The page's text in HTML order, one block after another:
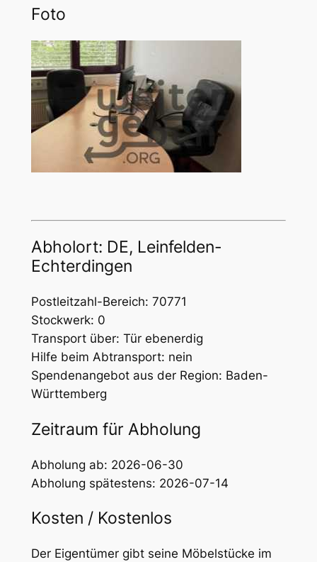
Foto
Abholort: DE, Leinfelden-
Echterdingen
Postleitzahl-Bereich: 70771
Stockwerk: 0
Transport über: Tür ebenerdig
Hilfe beim Abtransport: nein
Spendenangebot aus der Region: Baden-
Württemberg
Zeitraum für Abholung
Abholung ab: 2026-06-30
Abholung spätestens: 2026-07-14
Kosten / Kostenlos
Der Eigentümer gibt seine Möbelstücke im